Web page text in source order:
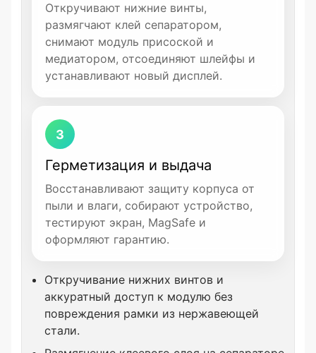
Откручивают нижние винты,
размягчают клей сепаратором,
снимают модуль присоской и
медиатором, отсоединяют шлейфы и
устанавливают новый дисплей.
3
Герметизация и выдача
Восстанавливают защиту корпуса от
пыли и влаги, собирают устройство,
тестируют экран, MagSafe и
оформляют гарантию.
Откручивание нижних винтов и
аккуратный доступ к модулю без
повреждения рамки из нержавеющей
стали.